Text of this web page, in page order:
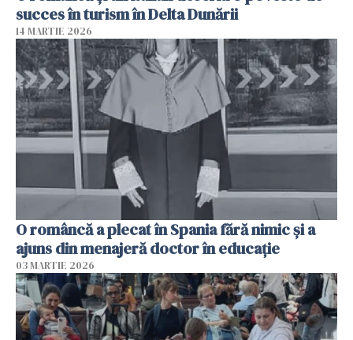
succes în turism în Delta Dunării
14 MARTIE 2026
O româncă a plecat în Spania fără nimic și a
ajuns din menajeră doctor în educație
03 MARTIE 2026